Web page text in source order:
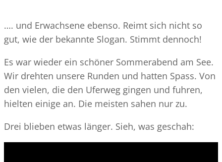
…. und Erwachsene ebenso. Reimt sich nicht so
gut, wie der bekannte Slogan. Stimmt dennoch!
Es war wieder ein schöner Sommerabend am See.
Wir drehten unsere Runden und hatten Spass. Von
den vielen, die den Uferweg gingen und fuhren,
hielten einige an. Die meisten sahen nur zu.
Drei blieben etwas länger. Sieh, was geschah: